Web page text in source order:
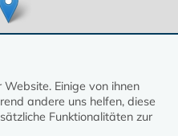
Einige von ihnen
andere uns helfen, diese
Funktionalitäten zur